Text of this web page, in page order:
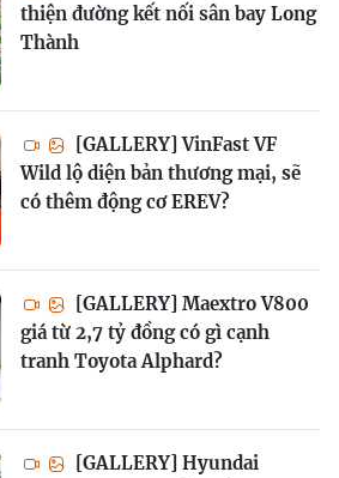
thiện đường kết nối sân bay Long
Thành
[GALLERY] VinFast VF
Wild lộ diện bản thương mại, sẽ
có thêm động cơ EREV?
[GALLERY] Maextro V800
giá từ 2,7 tỷ đồng có gì cạnh
tranh Toyota Alphard?
[GALLERY] Hyundai